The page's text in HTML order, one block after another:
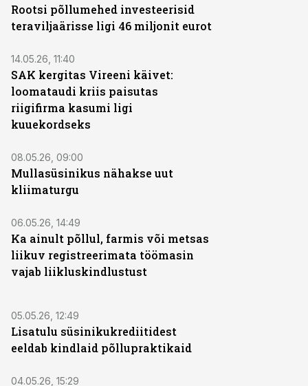
Rootsi põllumehed investeerisid
teraviljaärisse ligi 46 miljonit eurot
14.05.26, 11:40
SAK kergitas Vireeni käivet:
loomataudi kriis paisutas
riigifirma kasumi ligi
kuuekordseks
08.05.26, 09:00
Mullasüsinikus nähakse uut
kliimaturgu
06.05.26, 14:49
Ka ainult põllul, farmis või metsas
liikuv registreerimata töömasin
vajab liikluskindlustust
05.05.26, 12:49
Lisatulu süsinikukrediitidest
eeldab kindlaid põllupraktikaid
04.05.26, 15:29